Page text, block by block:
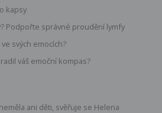
kapsy
Podpořte správné proudění lymfy
svých emocích?
váš emoční kompas?
ani děti, svěřuje se Helena